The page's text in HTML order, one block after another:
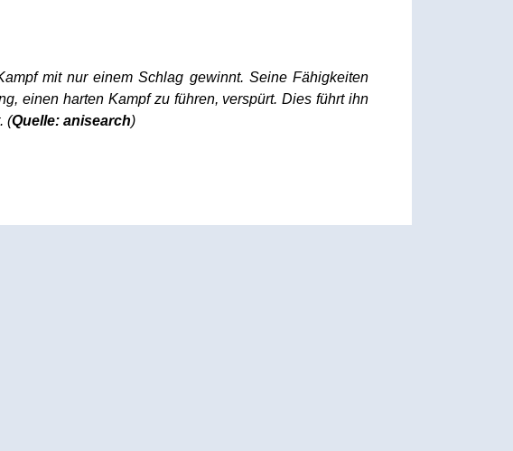
mit nur einem Schlag gewinnt. Seine Fähigkeiten
einen harten Kampf zu führen, verspürt. Dies führt ihn
(Quelle: anisearch)